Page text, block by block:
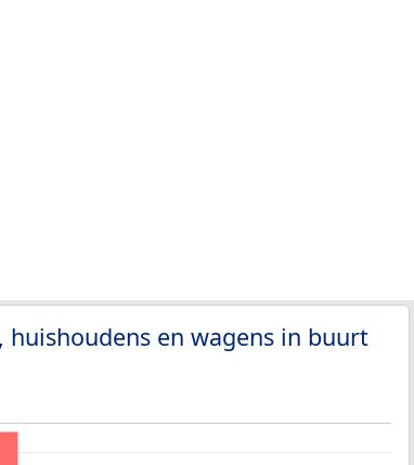
huishoudens en wagens in buurt